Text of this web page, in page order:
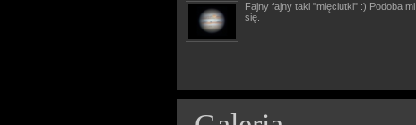
Fajny fajny taki "mięciutki" :) Podoba mi
się.